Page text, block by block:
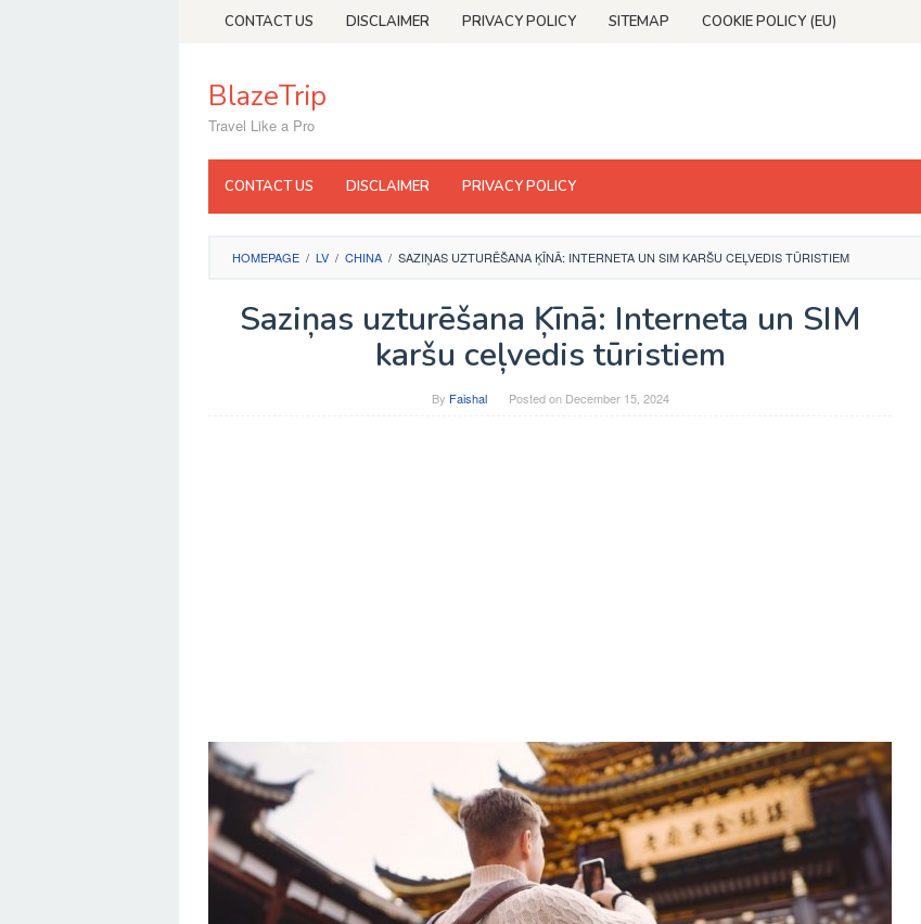
CONTACT US DISCLAIMER PRIVACY POLICY SITEMAP COOKIE POLICY (EU)
BlazeTrip
Travel Like a Pro
CONTACT US DISCLAIMER PRIVACY POLICY
HOMEPAGE / LV / CHINA / SAZIŅAS UZTURĒŠANA ĶĪNĀ: INTERNETA UN SIM KARŠU CEĻVEDIS TŪRISTIEM
Saziņas uzturēšana Ķīnā: Interneta un SIM
karšu ceļvedis tūristiem
By Faishal Posted on December 15, 2024